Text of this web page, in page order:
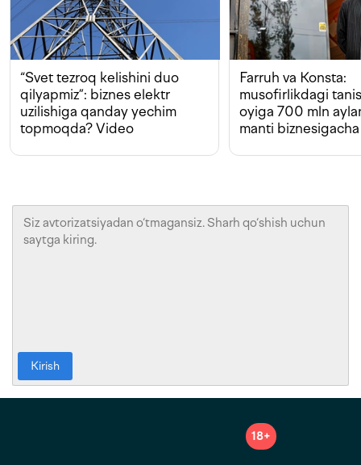
“Svet tezroq kelishini duo
qilyapmiz”: biznes elektr
uzilishiga qanday yechim
topmoqda? Video
Farruh va Konsta:
musofirlikdagi
oyiga 700 mln
manti biznesigacha
Kirish
18+